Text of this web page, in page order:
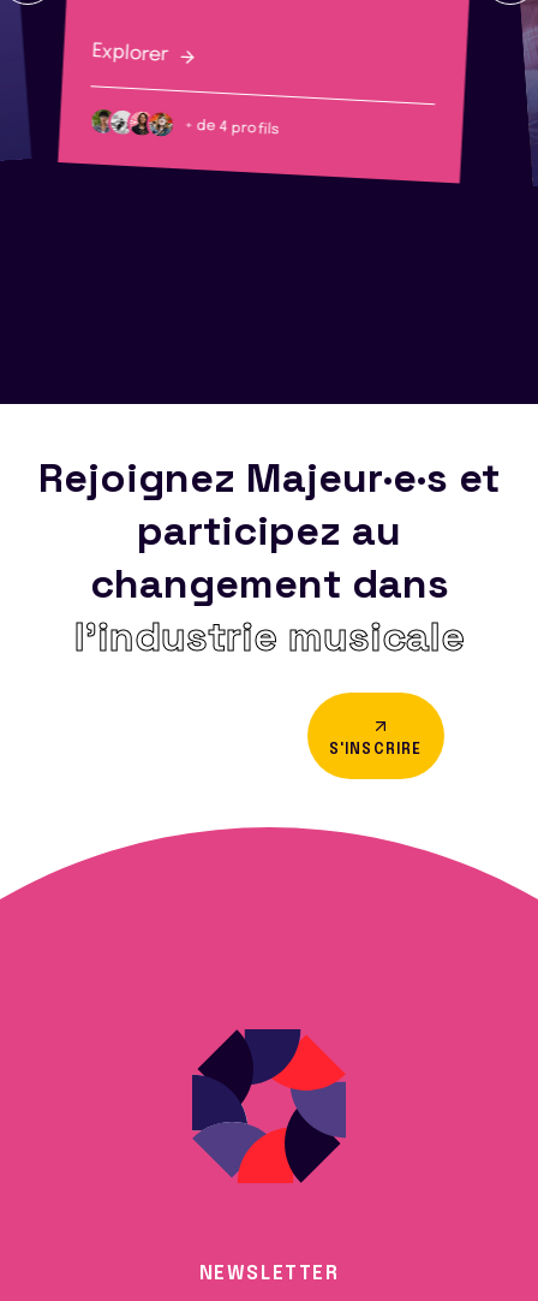
Explorer
+ de 4 profils
Rejoignez Majeur·e·s et
participez au
changement dans
l’industrie musicale
S'INSCRIRE
NEWSLETTER